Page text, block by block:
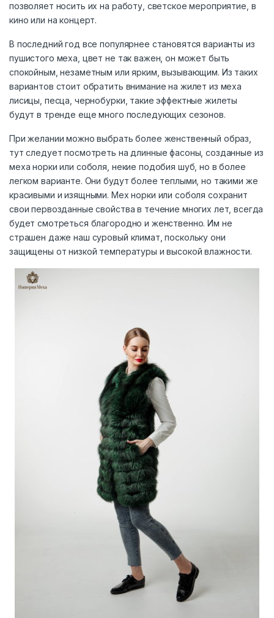
позволяет носить их на работу, светское мероприятие, в
кино или на концерт.
В последний год все популярнее становятся варианты из
пушистого меха, цвет не так важен, он может быть
спокойным, незаметным или ярким, вызывающим. Из таких
вариантов стоит обратить внимание на жилет из меха
лисицы, песца, чернобурки, такие эффектные жилеты
будут в тренде еще много последующих сезонов.
При желании можно выбрать более женственный образ,
тут следует посмотреть на длинные фасоны, созданные из
меха норки или соболя, некие подобия шуб, но в более
легком варианте. Они будут более теплыми, но такими же
красивыми и изящными. Мех норки или соболя сохранит
свои первозданные свойства в течение многих лет, всегда
будет смотреться благородно и женственно. Им не
страшен даже наш суровый климат, поскольку они
защищены от низкой температуры и высокой влажности.